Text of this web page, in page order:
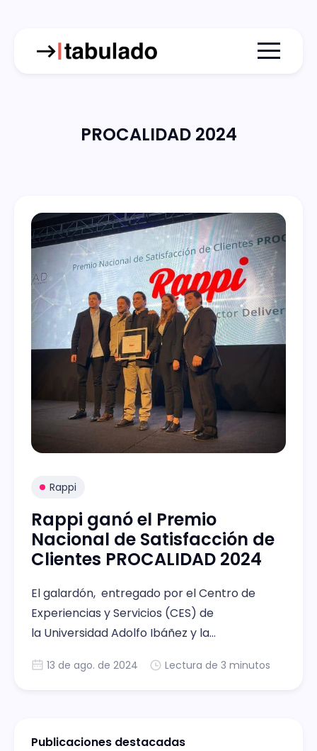
Menu
PROCALIDAD 2024
Rappi
Rappi ganó el Premio
Nacional de Satisfacción de
Clientes PROCALIDAD 2024
El galardón, entregado por el Centro de
Experiencias y Servicios (CES) de
la Universidad Adolfo Ibáñez y la
marcas de Chile mejor evaluadas por sus
13 de ago. de 2024 Lectura de 3 minutos
Publicaciones destacadas